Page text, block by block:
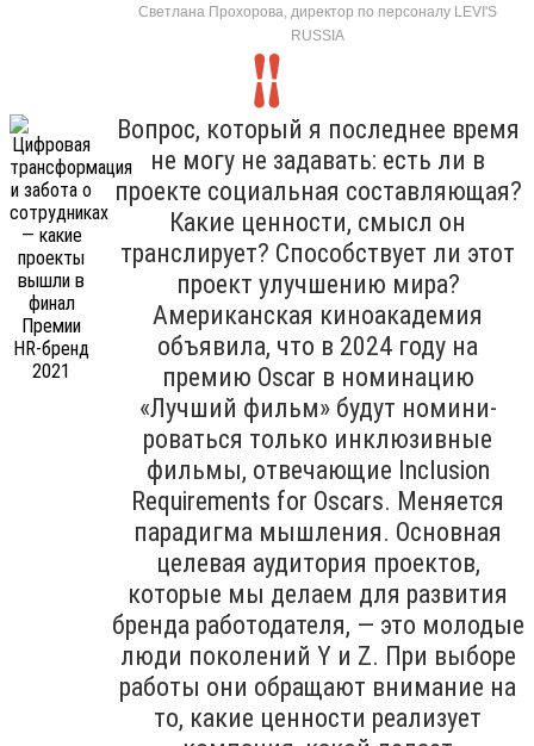
Светлана Прохорова, директор по персоналу LEVI'S
RUSSIA
Вопрос, который я последнее время
не могу не задавать: есть ли в
проекте социальная составляющая?
Какие ценности, смысл он
транслирует? Способствует ли этот
проект улучшению мира?
Американская киноакадемия
объявила, что в 2024 году на
премию Oscar в номинацию
«Лучший фильм» будут номини­
роваться только инклюзивные
филь­мы, отвечающие Inclu­sion
Requirements for Oscars. Меняется
парадигма мышления. Основная
целевая аудитория проектов,
которые мы делаем для развития
бренда работодателя, — это молодые
люди поколений Y и Z. При выборе
работы они обращают внимание на
то, какие ценности реализует